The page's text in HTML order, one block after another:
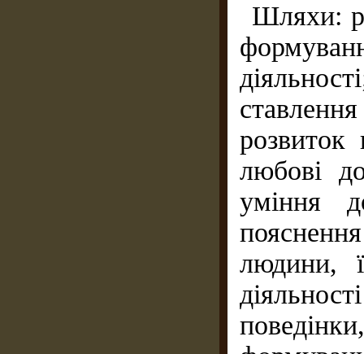
Шляхи:
розвиток
любові
уміння
людини,